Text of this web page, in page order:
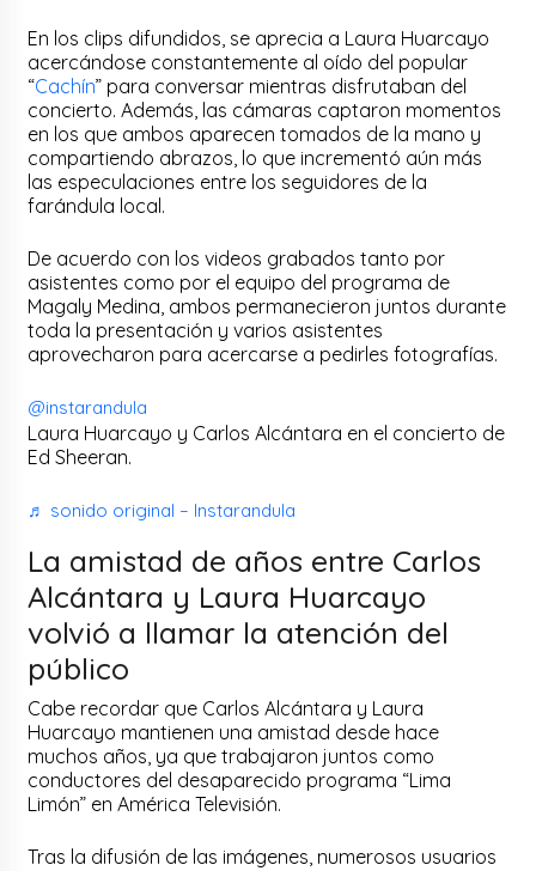
En los clips difundidos, se aprecia a Laura Huarcayo
acercándose constantemente al oído del popular
“Cachín” para conversar mientras disfrutaban del
concierto. Además, las cámaras captaron momentos
en los que ambos aparecen tomados de la mano y
compartiendo abrazos, lo que incrementó aún más
las especulaciones entre los seguidores de la
farándula local.
De acuerdo con los videos grabados tanto por
asistentes como por el equipo del programa de
Magaly Medina, ambos permanecieron juntos durante
toda la presentación y varios asistentes
aprovecharon para acercarse a pedirles fotografías.
@instarandula
Laura Huarcayo y Carlos Alcántara en el concierto de
Ed Sheeran.
♬ sonido original – Instarandula
La amistad de años entre Carlos
Alcántara y Laura Huarcayo
volvió a llamar la atención del
público
Cabe recordar que Carlos Alcántara y Laura
Huarcayo mantienen una amistad desde hace
muchos años, ya que trabajaron juntos como
conductores del desaparecido programa “Lima
Limón” en América Televisión.
Tras la difusión de las imágenes, numerosos usuarios